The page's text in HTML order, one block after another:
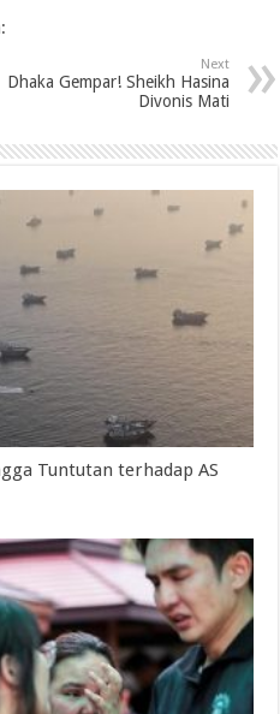
Next
Dhaka Gempar! Sheikh Hasina
Divonis Mati
Tuntutan terhadap AS